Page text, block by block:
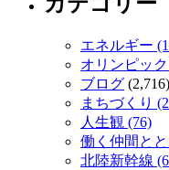
エネルギー
オリンピッ
ブログ (2,716)
まちづくり
人生観 (76)
働く仲間と
北陸新幹線